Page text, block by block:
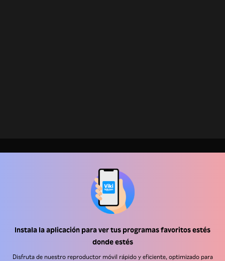
Instala la aplicación para ver tus programas favoritos estés
donde estés
Disfruta de nuestro reproductor móvil rápido y eficiente, optimizado para
Centro de ayuda